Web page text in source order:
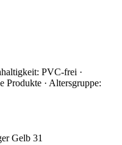
PVC-frei ·
Produkte · Altersgruppe: